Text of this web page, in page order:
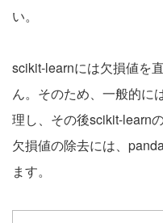
い。
scikit-learnには欠損値を
ん。そのため、一般的に
理し、その後scikit-learn
欠損値の除去には、
ます。